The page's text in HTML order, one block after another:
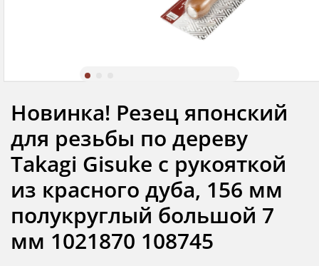
Новинка! Резец японский
для резьбы по дереву
Takagi Gisuke с рукояткой
из красного дуба, 156 мм
полукруглый большой 7
мм 1021870 108745